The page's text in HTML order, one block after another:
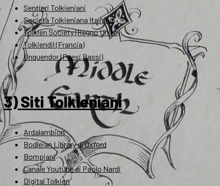
Sentieri Tolkieniani
Società Tolkieniana Italiana
Tolkien Society (Regno Unito)
Tolkiendil (Francia)
Unquendor (Paesi Bassi)
3) Siti Tolkieniani
Ardalambion
Bodleian Library di Oxford
Bompiani
Canale Youtube di Paolo Nardi
Digital Tolkien